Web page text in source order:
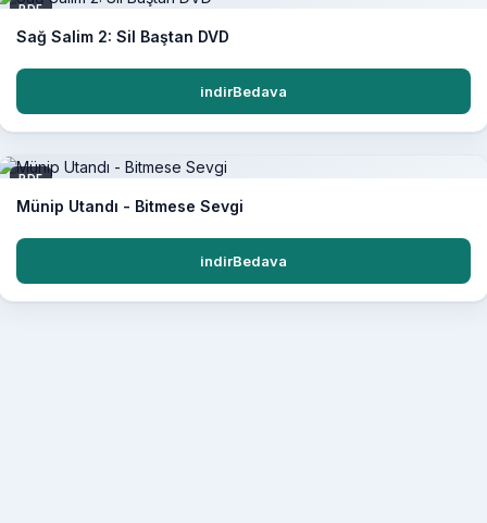
PDF
Sağ Salim 2: Sil Baştan DVD
indirBedava
PDF
Münip Utandı - Bitmese Sevgi
indirBedava